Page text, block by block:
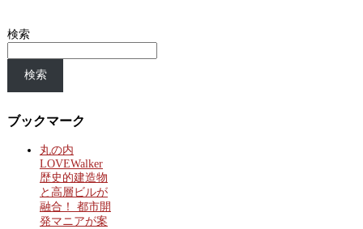
検索
検索
ブックマーク
丸の内
LOVEWalker
歴史的建造物
と高層ビルが
融合！ 都市開
発マニアが案